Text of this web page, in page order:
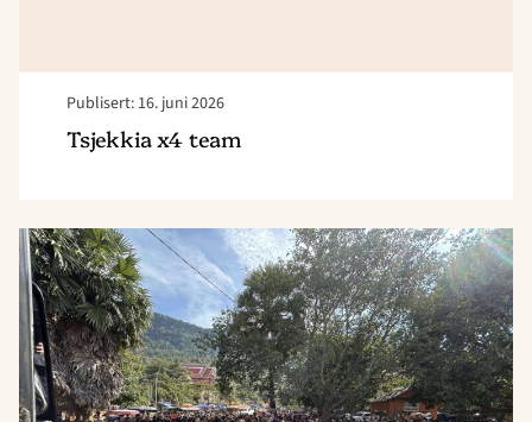
Publisert: 16. juni 2026
Tsjekkia x4 team
Read
article
"Kambodsja
–
Evangelisering
og
godhetsaksjon"